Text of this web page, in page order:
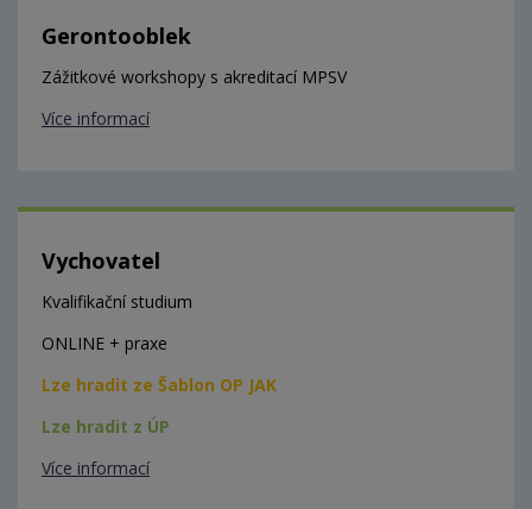
Gerontooblek
Zážitkové workshopy s akreditací MPSV
Více informací
Vychovatel
Kvalifikační studium
ONLINE + praxe
Lze hradit ze Šablon OP JAK
Lze hradit z ÚP
Více informací